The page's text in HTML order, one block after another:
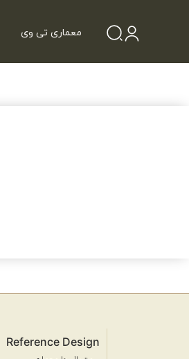
معماری تی وی
Reference Design